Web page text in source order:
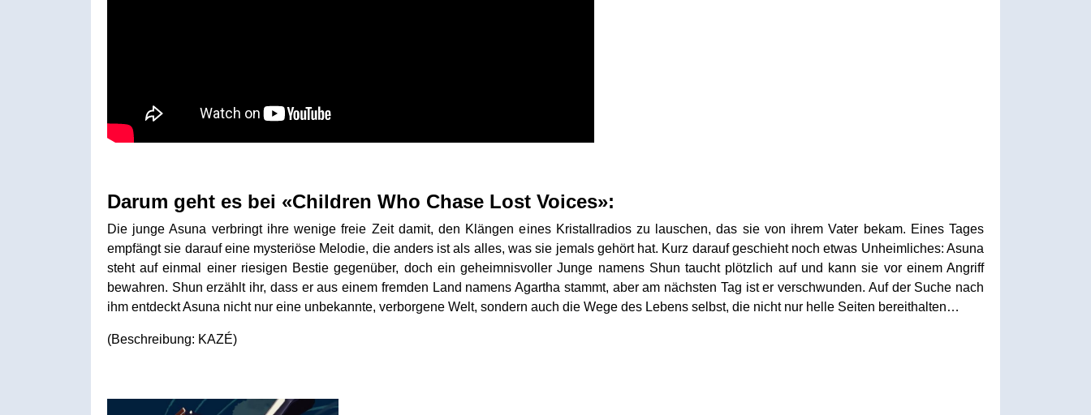
Darum geht es bei «Children Who Chase Lost Voices»:
Die junge Asuna verbringt ihre wenige freie Zeit damit, den Klängen eines Kristallradios zu lauschen, das sie von ihrem Vater bekam. Eines Tages
empfängt sie darauf eine mysteriöse Melodie, die anders ist als alles, was sie jemals gehört hat. Kurz darauf geschieht noch etwas Unheimliches: Asuna
steht auf einmal einer riesigen Bestie gegenüber, doch ein geheimnisvoller Junge namens Shun taucht plötzlich auf und kann sie vor einem Angriff
bewahren. Shun erzählt ihr, dass er aus einem fremden Land namens Agartha stammt, aber am nächsten Tag ist er verschwunden. Auf der Suche nach
ihm entdeckt Asuna nicht nur eine unbekannte, verborgene Welt, sondern auch die Wege des Lebens selbst, die nicht nur helle Seiten bereithalten…
(Beschreibung: KAZÉ)